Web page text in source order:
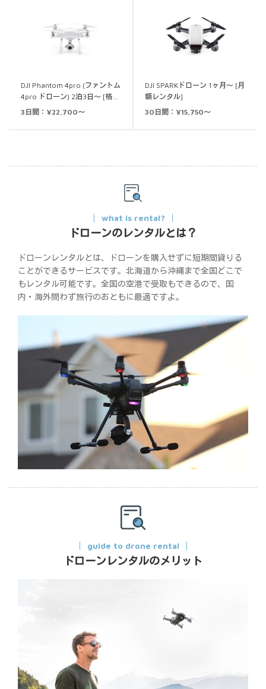
DJI Phantom 4pro (ファントム
4pro ドローン) 2泊3日～ [格…
3日間：¥22,700～
DJI SPARKドローン 1ヶ月～ [月
額レンタル]
30日間：¥15,750～
what is rental?
ドローンのレンタルとは？
ドローンレンタルとは、ドローンを購入せずに短期間貸りる
ことができるサービスです。北海道から沖縄まで全国どこで
もレンタル可能です。全国の空港で受取もできるので、国
内・海外問わず旅行のおともに最適ですよ。
guide to drone rental
ドローンレンタルのメリット